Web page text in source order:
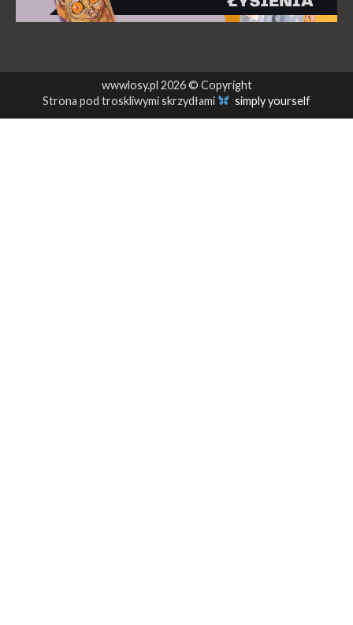
wwwlosy.pl 2026 © Copyright
Strona pod troskliwymi skrzydłami
simply yourself